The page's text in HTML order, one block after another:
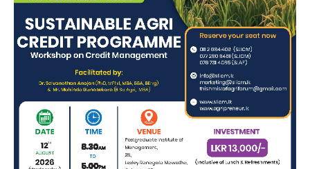
மற்றும் வலுவான தொழில் தொடர்புகள் மூலம்,
மாணவர்களை இன்றைய போட்டி நிறைந்த
தொழிற் சந்தையில் முன்னேறுவதற்கு
தயார்படுத்துகின்றோம்.